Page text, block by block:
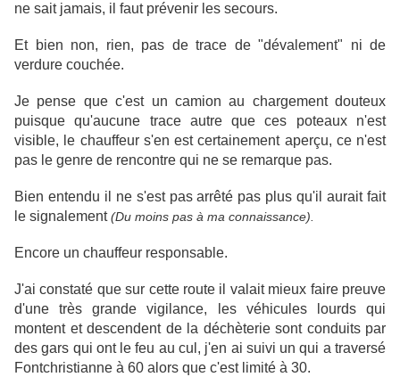
ne sait jamais, il faut prévenir les secours.
Et bien non, rien, pas de trace de "dévalement" ni de
verdure couchée.
Je pense que c'est un camion au chargement douteux
puisque qu'aucune trace autre que ces poteaux n'est
visible, le chauffeur s'en est certainement aperçu, ce n'est
pas le genre de rencontre qui ne se remarque pas.
Bien entendu il ne s'est pas arrêté pas plus qu'il aurait fait
le signalement(Du moins pas à ma connaissance).
Encore un chauffeur responsable.
J'ai constaté que sur cette route il valait mieux faire preuve
d'une très grande vigilance, les véhicules lourds qui
montent et descendent de la déchèterie sont conduits par
des gars qui ont le feu au cul, j'en ai suivi un qui a traversé
Fontchristianne à 60 alors que c'est limité à 30.